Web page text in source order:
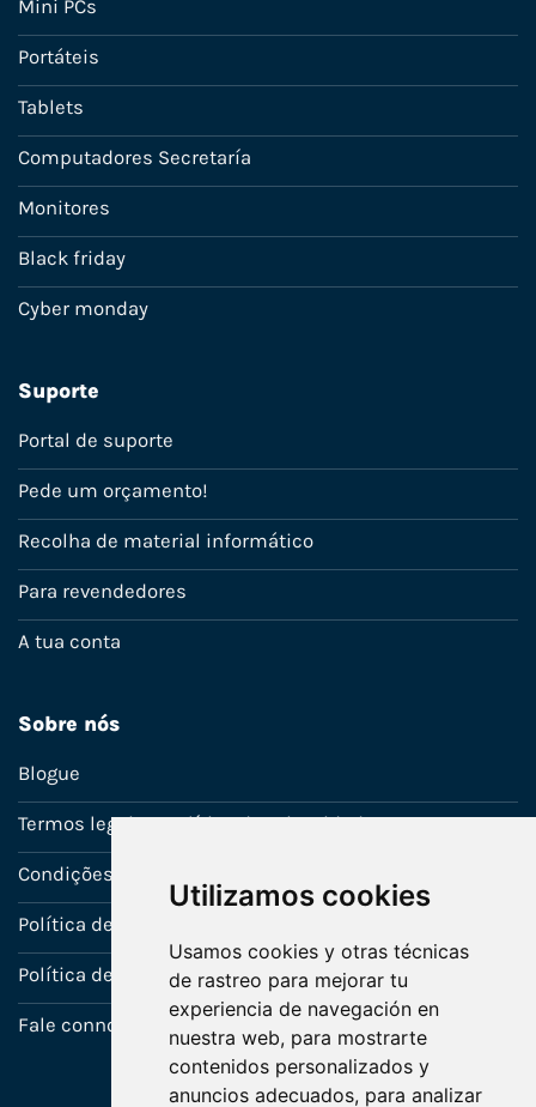
Utilizamos cookies
Usamos cookies y otras técnicas
de rastreo para mejorar tu
experiencia de navegación en
nuestra web, para mostrarte
contenidos personalizados y
anuncios adecuados, para analizar
Mini PCs
Portáteis
Tablets
Computadores Secretaría
Monitores
Black friday
Cyber monday
Suporte
Portal de suporte
Pede um orçamento!
Recolha de material informático
Para revendedores
A tua conta
Sobre nós
Blogue
Termos legais e política de privacidade
Condições de venda
Política de Garantia
Política de utilização de cookies
Fale connosco